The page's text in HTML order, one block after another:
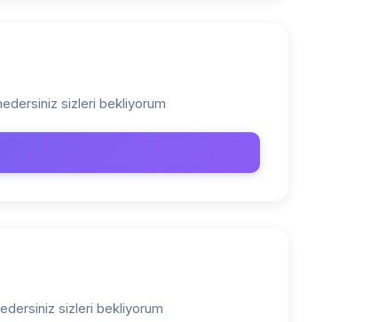
sizleri bekliyorum
sizleri bekliyorum